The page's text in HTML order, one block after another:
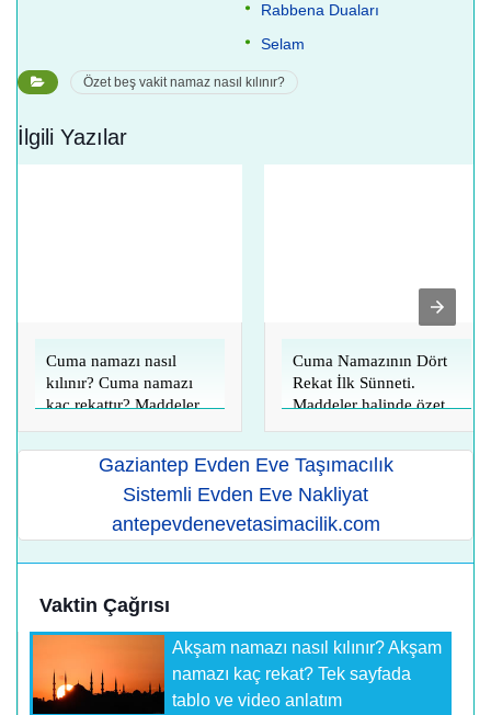
Rabbena Duaları
Selam
Özet beş vakit namaz nasıl kılınır?
İlgili Yazılar
Cuma namazı nasıl
kılınır? Cuma namazı
kaç rekattır? Maddeler
anlatım
Cuma Namazının Dört
Rekat İlk Sünneti.
Maddeler halinde özet
Gaziantep Evden Eve Taşımacılık
Sistemli Evden Eve Nakliyat
antepevdenevetasimacilik.com
Vaktin Çağrısı
Akşam namazı nasıl kılınır? Akşam
namazı kaç rekat? Tek sayfada
tablo ve video anlatım